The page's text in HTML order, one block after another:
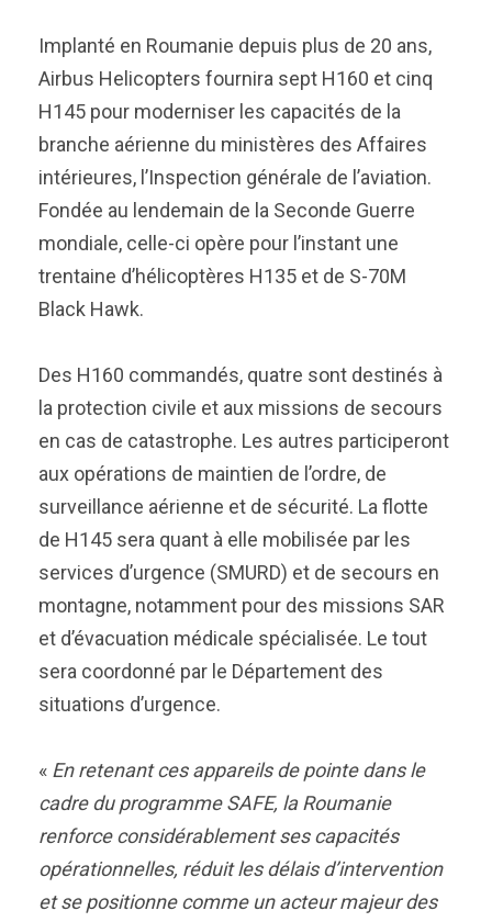
Implanté en Roumanie depuis plus de 20 ans,
Airbus Helicopters fournira sept H160 et cinq
H145 pour moderniser les capacités de la
branche aérienne du ministères des Affaires
intérieures, l’Inspection générale de l’aviation.
Fondée au lendemain de la Seconde Guerre
mondiale, celle-ci opère pour l’instant une
trentaine d’hélicoptères H135 et de S-70M
Black Hawk.
Des H160 commandés, quatre sont destinés à
la protection civile et aux missions de secours
en cas de catastrophe. Les autres participeront
aux opérations de maintien de l’ordre, de
surveillance aérienne et de sécurité. La flotte
de H145 sera quant à elle mobilisée par les
services d’urgence (SMURD) et de secours en
montagne, notamment pour des missions SAR
et d’évacuation médicale spécialisée. Le tout
sera coordonné par le Département des
situations d’urgence.
« En retenant ces appareils de pointe dans le
cadre du programme SAFE, la Roumanie
renforce considérablement ses capacités
opérationnelles, réduit les délais d’intervention
et se positionne comme un acteur majeur des